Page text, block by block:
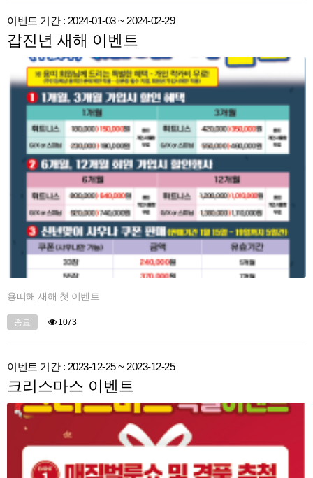
이벤트 기간 : 2024-01-03 ~ 2024-02-29
갑진년 새해 이벤트
용띠해 새해 첫 이벤트
종료 1073
이벤트 기간 : 2023-12-25 ~ 2023-12-25
크리스마스 이벤트